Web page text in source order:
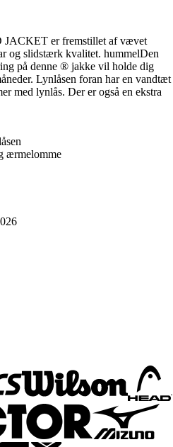
er fremstillet af vævet
og slidstærk kvalitet. hummelDen
på denne ® jakke vil holde dig
Lynlåsen foran har en vandtæt
med lynlås. Der er også en ekstra
ærmelomme